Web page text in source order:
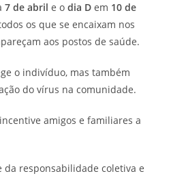
7 de abril e o dia D em 10 de
os que se encaixam nos
aos postos de saúde.
o indivíduo, mas também
do vírus na comunidade.
amigos e familiares a
da responsabilidade coletiva e